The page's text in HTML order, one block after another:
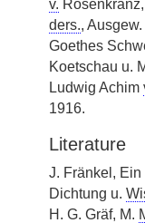
v.
ders.,
Goethes
Koetschau u.
Ludwig Achim
1916.
Literature
J. Fränkel,
Dichtung u.
H. G. Gräf, M.